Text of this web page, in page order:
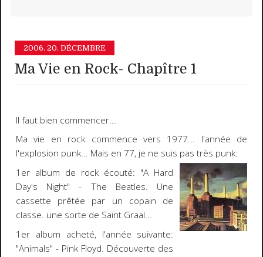
2006. 20. DÉCEMBRE
Ma Vie en Rock- Chapître 1
Il faut bien commencer...
Ma vie en rock commence vers 1977... l'année de
l'explosion punk... Mais en 77, je ne suis pas très punk:
1er album de rock écouté: "A Hard
Day's Night" - The Beatles. Une
cassette prêtée par un copain de
classe. une sorte de Saint Graal...
1er album acheté, l'année suivante:
"Animals" - Pink Floyd. Découverte des